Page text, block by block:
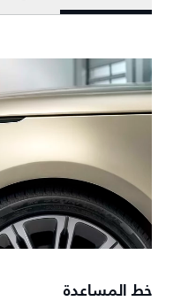
خط المساعدة